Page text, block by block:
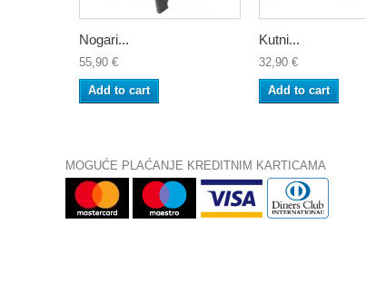
Nogari...
55,90 €
Add to cart
Kutni...
32,90 €
Add to cart
MOGUĆE PLAĆANJE KREDITNIM KARTICAMA